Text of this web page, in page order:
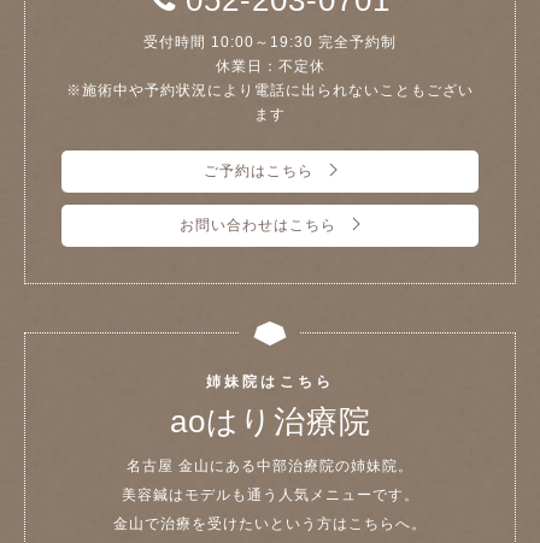
受付時間 10:00～19:30 完全予約制
休業日：不定休
※施術中や予約状況により電話に出られないこともござい
ます
ご予約はこちら
お問い合わせはこちら
姉妹院はこちら
aoはり治療院
名古屋 金山にある中部治療院の姉妹院。
美容鍼はモデルも通う人気メニューです。
金山で治療を受けたいという方はこちらへ。